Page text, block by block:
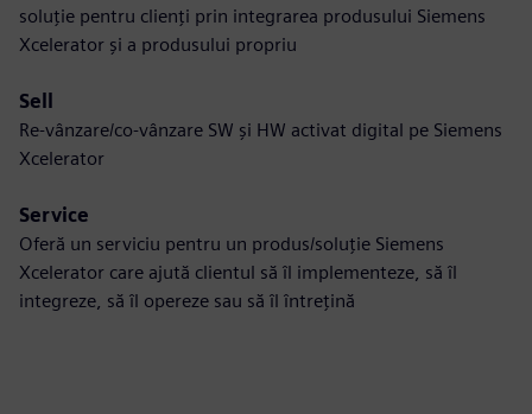
soluție pentru clienți prin integrarea produsului Siemens
Xcelerator și a produsului propriu
Sell
Re-vânzare/co-vânzare SW și HW activat digital pe Siemens
Xcelerator
Service
Oferă un serviciu pentru un produs/soluție Siemens
Xcelerator care ajută clientul să îl implementeze, să îl
integreze, să îl opereze sau să îl întrețină